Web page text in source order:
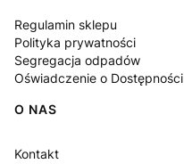
Regulamin sklepu
Polityka prywatności
Segregacja odpadów
Oświadczenie o Dostępności
O NAS
Kontakt